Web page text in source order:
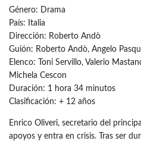
Género: Drama
País: Italia
Dirección: Roberto Andò
Guión: Roberto Andò, Angelo
Elenco: Toni Servillo, Valerio
Michela Cescon
Duración: 1 hora 34 minutos
Clasificación: + 12 años
Enrico Oliveri, secretario del
apoyos y entra en crisis. Tras ser